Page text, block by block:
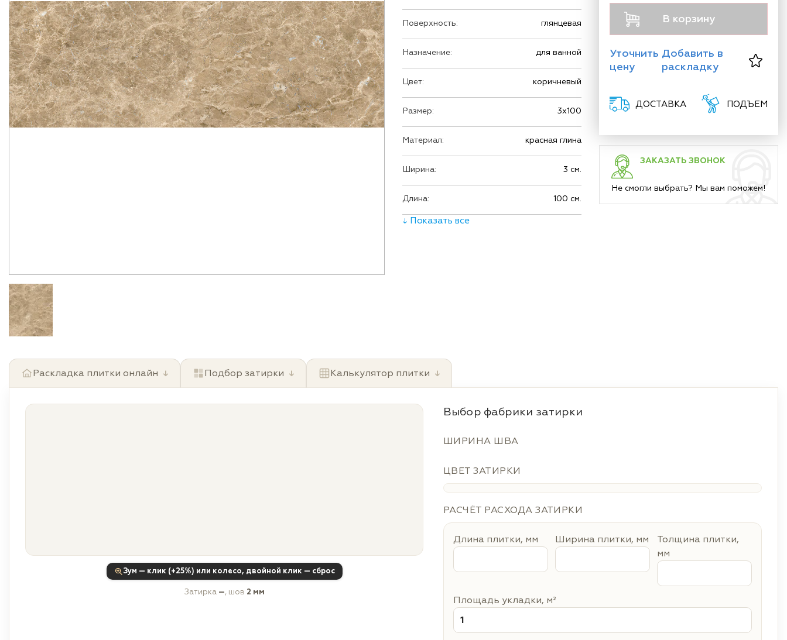
Поверхность: глянцевая
Назначение: для ванной
Цвет: коричневый
Размер: 3х100
Материал: красная глина
Ширина: 3 см.
Длина: 100 см.
↓ Показать все
В корзину
Уточнить
цену
Добавить в
раскладку
ДОСТАВКА ПОДЪЕМ
ЗАКАЗАТЬ ЗВОНОК
Не смогли выбрать? Мы вам поможем!
Раскладка плитки онлайн ↓ Подбор затирки ↓ Калькулятор плитки ↓
Зум — клик (+25%) или колесо, двойной клик — сброс
Затирка —, шов 2 мм
Выбор фабрики затирки
ШИРИНА ШВА
ЦВЕТ ЗАТИРКИ
РАСЧЁТ РАСХОДА ЗАТИРКИ
Длина плитки, мм Ширина плитки, мм
Толщина плитки,
мм
Площадь укладки, м²